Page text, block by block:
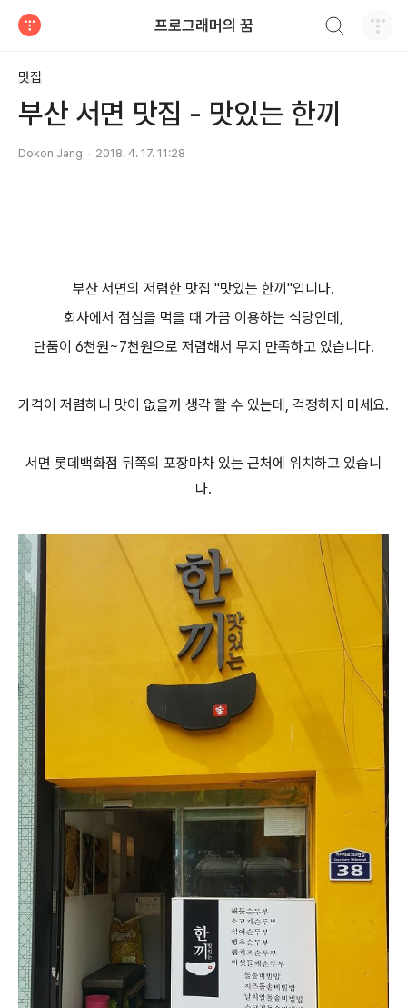
프로그래머의 꿈
맛집
부산 서면 맛집 - 맛있는 한끼
Dokon Jang 2018. 4. 17. 11:28
부산 서면의 저렴한 맛집 "맛있는 한끼"입니다.
회사에서 점심을 먹을 때 가끔 이용하는 식당인데,
단품이 6천원~7천원으로 저렴해서 무지 만족하고 있습니다.
가격이 저렴하니 맛이 없을까 생각 할 수 있는데, 걱정하지 마세요.
서면 롯데백화점 뒤쪽의 포장마차 있는 근처에 위치하고 있습니
다.